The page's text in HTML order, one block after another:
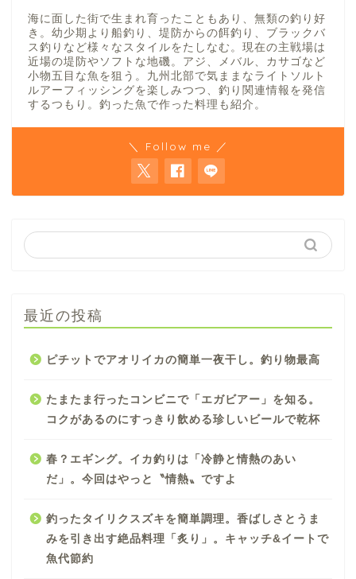
海に面した街で生まれ育ったこともあり、無類の釣り好
き。幼少期より船釣り、堤防からの餌釣り、ブラックバ
ス釣りなど様々なスタイルをたしなむ。現在の主戦場は
近場の堤防やソフトな地磯。アジ、メバル、カサゴなど
小物五目な魚を狙う。九州北部で気ままなライトソルト
ルアーフィッシングを楽しみつつ、釣り関連情報を発信
するつもり。釣った魚で作った料理も紹介。
＼ Follow me ／
最近の投稿
ピチットでアオリイカの簡単一夜干し。釣り物最高
たまたま行ったコンビニで「エガビアー」を知る。
コクがあるのにすっきり飲める珍しいビールで乾杯
春？エギング。イカ釣りは「冷静と情熱のあい
だ」。今回はやっと〝情熱〟ですよ
釣ったタイリクスズキを簡単調理。香ばしさとうま
みを引き出す絶品料理「炙り」。キャッチ&イートで
魚代節約